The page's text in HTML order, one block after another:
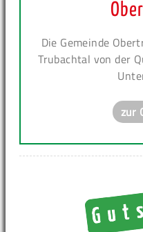
Die Gemeinde
Trubachtal von der
zur